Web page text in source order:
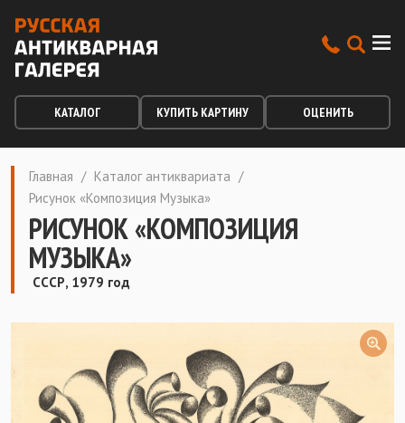
КАТАЛОГ КУПИТЬ КАРТИНУ ОЦЕНИТЬ
Главная / Каталог антиквариата /
Рисунок «Композиция Музыка»
РИСУНОК «КОМПОЗИЦИЯ
МУЗЫКА»
СССР, 1979 год